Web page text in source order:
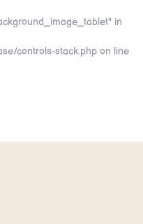
in
controls-stack.php on line